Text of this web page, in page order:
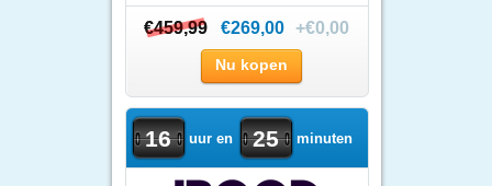
CONTAINEROMBOUW |..
€459,99
€459,99 €269,00 +€0,00
Nu kopen
16 uur en 25 minuten